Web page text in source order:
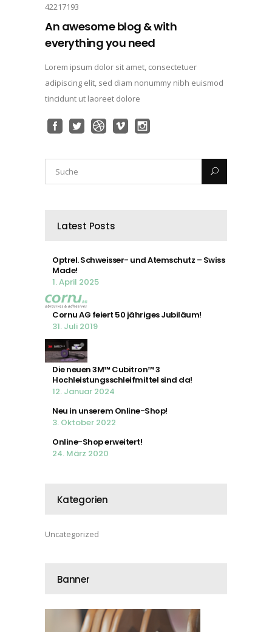
42217193
An awesome blog & with
everything you need
Lorem ipsum dolor sit amet, consectetuer
adipiscing elit, sed diam nonummy nibh euismod
tincidunt ut laoreet dolore
Latest Posts
Optrel. Schweisser- und Atemschutz – Swiss
Made!
1. April 2025
Cornu AG feiert 50 jähriges Jubiläum!
31. Juli 2019
Die neuen 3M™ Cubitron™ 3
Hochleistungsschleifmittel sind da!
12. Januar 2024
Neu in unserem Online-Shop!
3. Oktober 2022
Online-Shop erweitert!
24. März 2020
Kategorien
Uncategorized
Banner